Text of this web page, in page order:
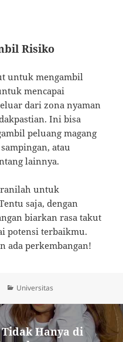
Risiko
untuk mengambil
mencapai
dari zona nyaman
Ini bisa
peluang magang
atau
lainnya.
untuk
saja, dengan
biarkan rasa takut
potensi terbaikmu.
ada perkembangan!
Kategori
Universitas
Hanya di